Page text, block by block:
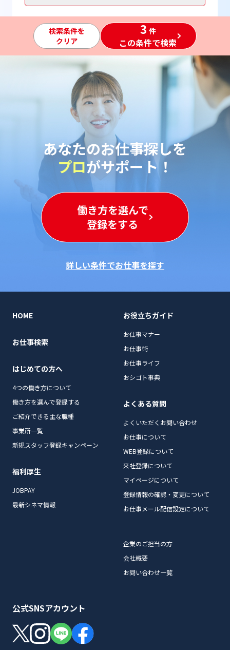
検索条件を
クリア
3 件
この条件で検索
あなたのお仕事探しを
プロがサポート！
働き方を選んで
登録をする
詳しい条件でお仕事を探す
HOME
お仕事検索
はじめての方へ
4つの働き方について
働き方を選んで登録する
ご紹介できる主な職種
事業所一覧
新規スタッフ登録キャンペーン
福利厚生
JOBPAY
最新シネマ情報
お役立ちガイド
お仕事マナー
お仕事術
お仕事ライフ
おシゴト事典
よくある質問
よくいただくお問い合わせ
お仕事について
WEB登録について
来社登録について
マイページについて
登録情報の確認・変更について
お仕事メール配信設定について
企業のご担当の方
会社概要
お問い合わせ一覧
公式SNSアカウント